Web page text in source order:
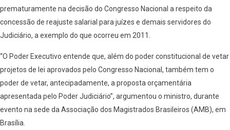
prematuramente na decisão do Congresso Nacional a respeito da
concessão de reajuste salarial para juízes e demais servidores do
Judiciário, a exemplo do que ocorreu em 2011.
“O Poder Executivo entende que, além do poder constitucional de vetar
projetos de lei aprovados pelo Congresso Nacional, também tem o
poder de vetar, antecipadamente, a proposta orçamentária
apresentada pelo Poder Judiciário”, argumentou o ministro, durante
evento na sede da Associação dos Magistrados Brasileiros (AMB), em
Brasília.